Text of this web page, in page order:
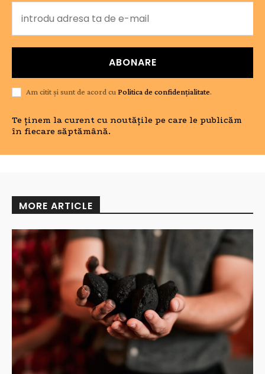
ABONARE
Am citit și sunt de acord cu Politica de confidențialitate.
Te ținem la curent cu noutățile pe care le publicăm
în fiecare săptămână.
MORE ARTICLE